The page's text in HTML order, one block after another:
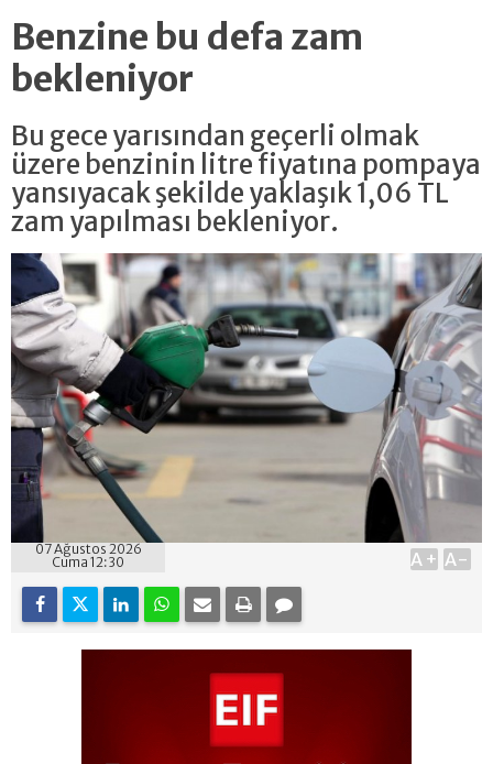
Benzine bu defa zam
bekleniyor
Bu gece yarısından geçerli olmak
üzere benzinin litre fiyatına pompaya
yansıyacak şekilde yaklaşık 1,06 TL
zam yapılması bekleniyor.
07 Ağustos 2026
Cuma 12:30
A+ A-